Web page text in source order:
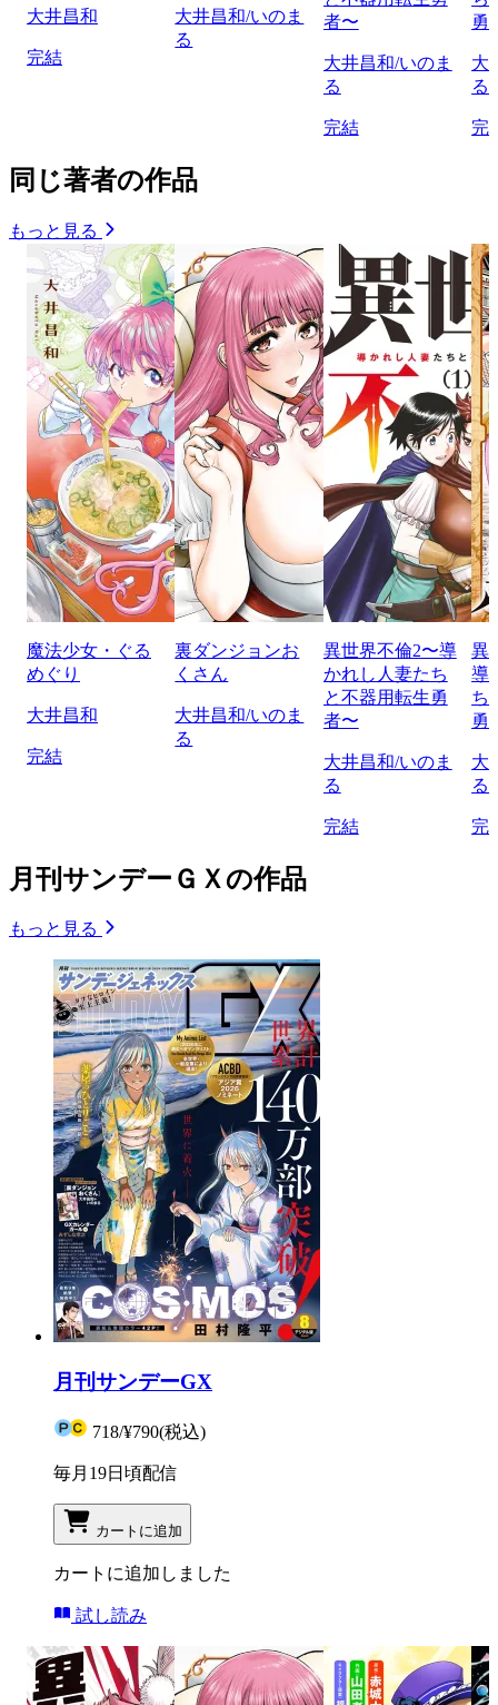
大井昌和
完結
大井昌和/いのま
る
者〜
大井昌和/いのま
る
完結
勇
大
る
完
同じ著者の作品
もっと見る
魔法少女・ぐる
めぐり
大井昌和
完結
裏ダンジョンお
くさん
大井昌和/いのま
る
異世界不倫2〜導
かれし人妻たち
と不器用転生勇
者〜
大井昌和/いのま
る
完結
異
導
ち
勇
大
る
完
月刊サンデーＧＸの作品
もっと見る
月刊サンデーGX
718/¥790(税込)
毎月19日頃配信
カートに追加
カートに追加しました
試し読み